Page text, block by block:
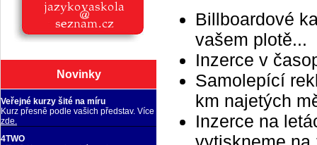
Novinky
Veřejné kurzy šité na míru
Kurz přesně podle vašich představ. Více
zde.
4TWO
Billboardové
vašem plotě...
Inzerce v
Samolepící
km najetých
Inzerce na